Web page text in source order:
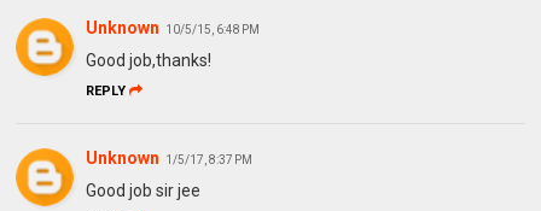
Unknown 10/5/15, 6:48 PM
Good job,thanks!
REPLY
Unknown 1/5/17, 8:37 PM
Good job sir jee